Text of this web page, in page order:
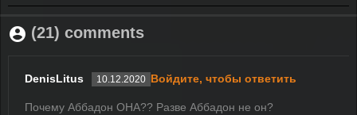
(21) comments
DenisLitus 10.12.2020 Войдите, чтобы ответить
Почему Аббадон ОНА?? Разве Аббадон не он?